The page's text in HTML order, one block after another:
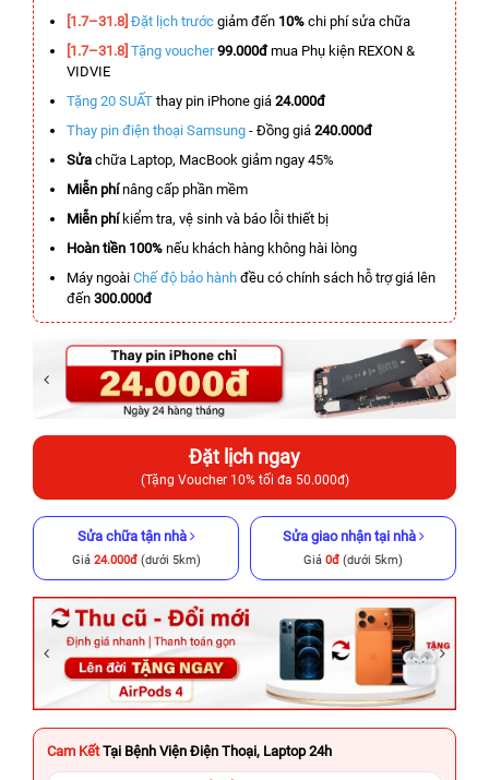
[1.7–31.8] Đặt lịch trước giảm đến 10% chi phí sửa chữa
[1.7–31.8] Tặng voucher 99.000đmua Phụ kiện REXON &
VIDVIE
Tặng 20 SUẤT thay pin iPhone giá 24.000đ
Thay pin điện thoại Samsung - Đồng giá 240.000đ
Sửa chữa Laptop, MacBook giảm ngay 45%
Miễn phínâng cấp phần mềm
Miễn phíkiểm tra, vệ sinh và báo lỗi thiết bị
Hoàn tiền 100% nếu khách hàng không hài lòng
Máy ngoài Chế độ bảo hành đều có chính sách hỗ trợ giá lên
đến 300.000đ
Đặt lịch ngay
(Tặng Voucher 10% tối đa 50.000đ)
Sửa chữa tận nhà
Giá 24.000đ(dưới 5km)
Sửa giao nhận tại nhà
Giá 0đ (dưới 5km)
Cam Kết Tại Bệnh Viện Điện Thoại, Laptop 24h